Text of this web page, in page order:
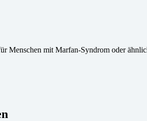
mit Marfan-Syndrom oder